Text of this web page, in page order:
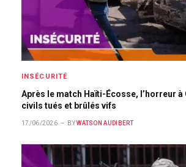
INSÉCURITÉ
Après le match Haïti-Écosse, l’horreur à
civils tués et brûlés vifs
17/06/2026 BY WATSON AUDIBERT